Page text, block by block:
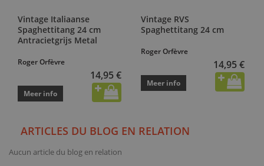
Vintage Italiaanse
Spaghettitang 24 cm
Antracietgrijs Metal
Roger Orfèvre
14,95 €
Meer info
Vintage RVS
Spaghettitang 24 cm
Roger Orfèvre
14,95 €
Meer info
ARTICLES DU BLOG EN RELATION
Aucun article du blog en relation